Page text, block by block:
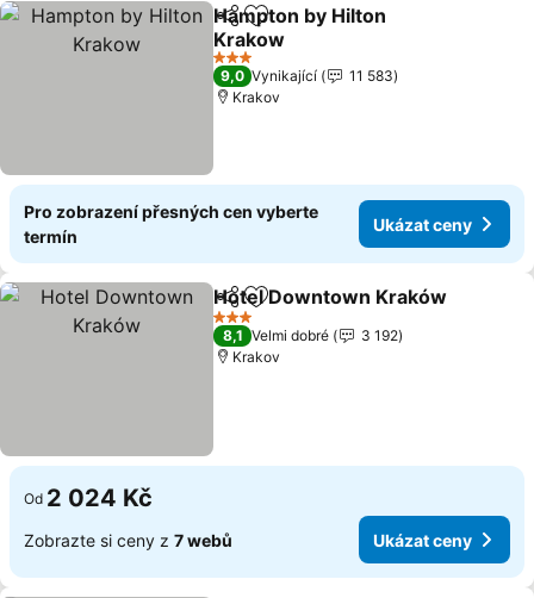
SdíletPřidat na seznam oblíbených
Hampton by Hilton
Krakow
3 Počet hvězdiček
9,0 Vynikající
11 583
Krakov
Pro zobrazení přesných cen vyberte
termín
Ukázat ceny
SdíletPřidat na seznam oblíbených
Hotel Downtown Kraków
3 Počet hvězdiček
8,1 Velmi dobré
3 192
Krakov
Od 2 024 Kč
Zobrazte si ceny z 7 webů Ukázat ceny